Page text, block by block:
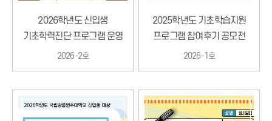
2026학년도 신입생
기초학력진단 프로그램 운영
안내
2026-2호
2025학년도 기초학습지원
프로그램 참여후기 공모전
안내
2026-1호